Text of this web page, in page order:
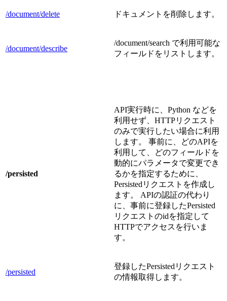
/document/delete ドキュメントを削除します。
/document/describe
/document/search で利用可能な
フィールドをリストします。
/persisted
API実行時に、Python などを
利用せず、HTTPリクエスト
のみで実行したい場合に利用
します。 事前に、どのAPIを
利用して、どのフィールドを
動的にパラメータで変更でき
るかを指定するために、
Persistedリクエストを作成し
ます。 APIの認証の代わり
に、事前に登録したPersisted
リクエストのidを指定して
HTTPでアクセスを行いま
す。
/persisted
登録したPersistedリクエスト
の情報取得します。